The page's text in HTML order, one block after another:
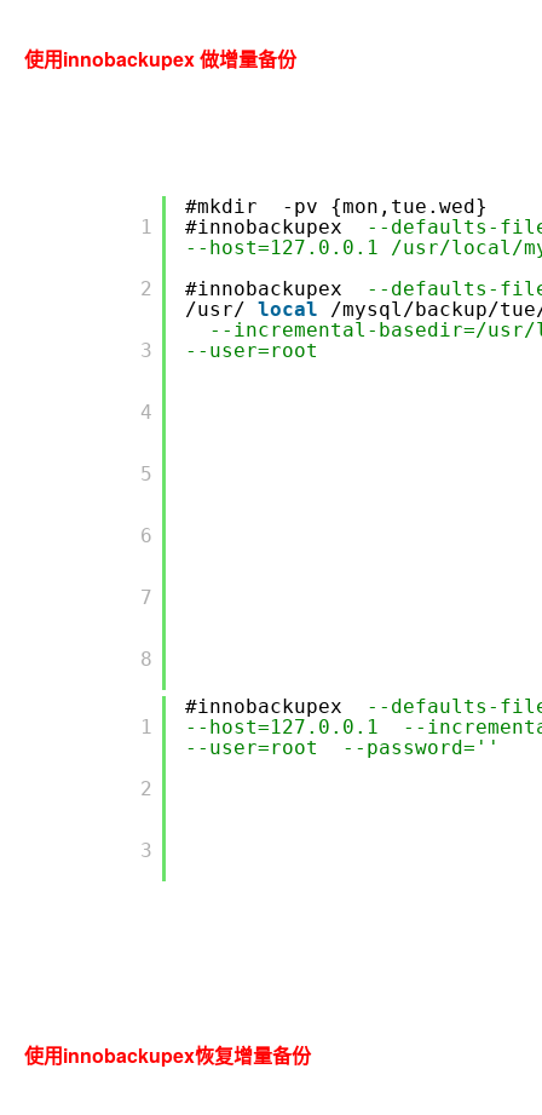
使用innobackupex 做增量备份
        1
        2
        3
        4
        5
        6
        7
        8
#mkdir -pv {mon,tue.wed}
#innobackupex
--defaults-
--host=127.0.0.1 /usr/local/
#innobackupex
--defaults-
/usr/ local
/mysql/backup/
--incremental-basedir=/usr/
--user=root
        1
        2
        3
#innobackupex
--defaults-
--host=127.0.0.1 --
--user=root --password=''
使用innobackupex恢复增量备份